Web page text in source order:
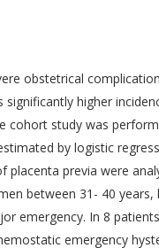
obstetrical
higher
cohort study was
by logistic
placenta previa were
between 31- 40
emergency. In 8
emergency
Cum platesc
Contact